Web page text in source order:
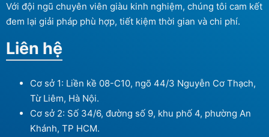
Với đội ngũ chuyên viên giàu kinh nghiệm, chúng tôi cam kết
đem lại giải pháp phù hợp, tiết kiệm thời gian và chi phí.
Liên hệ
Cơ sở 1: Liền kề 08-C10, ngõ 44/3 Nguyễn Cơ Thạch,
Từ Liêm, Hà Nội.
Cơ sở 2: Số 34/6, đường số 9, khu phố 4, phường An
Khánh, TP HCM.